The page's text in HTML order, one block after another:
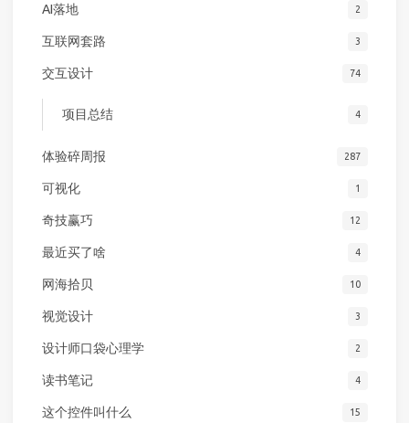
AI落地 2
互联网套路 3
交互设计 74
项目总结 4
体验碎周报 287
可视化 1
奇技赢巧 12
最近买了啥 4
网海拾贝 10
视觉设计 3
设计师口袋心理学 2
读书笔记 4
这个控件叫什么 15